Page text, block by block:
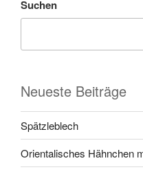
Suchen
Neueste Beiträge
Spätzleblech
Orientalisches Hähnchen